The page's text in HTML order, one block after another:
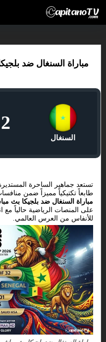
مباراة السنغال ضد
السنغال
2
تستعد جماهير الساحرة
طابعاً تكتيكياً مميزاً ضمن منافسات دور الـ 32،
مباراة السنغال ضد بلجيكا بث
على المنصات الرياضية حالياً مع
للأنفاس من العرس العالمي.